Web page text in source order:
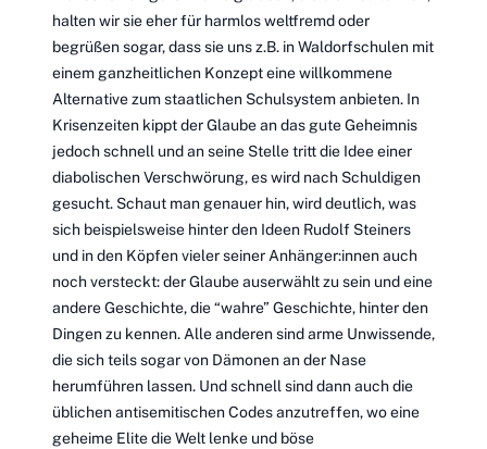
halten wir sie eher für harmlos weltfremd oder
begrüßen sogar, dass sie uns z.B. in Waldorfschulen mit
einem ganzheitlichen Konzept eine willkommene
Alternative zum staatlichen Schulsystem anbieten. In
Krisenzeiten kippt der Glaube an das gute Geheimnis
jedoch schnell und an seine Stelle tritt die Idee einer
diabolischen Verschwörung, es wird nach Schuldigen
gesucht. Schaut man genauer hin, wird deutlich, was
sich beispielsweise hinter den Ideen Rudolf Steiners
und in den Köpfen vieler seiner Anhänger:innen auch
noch versteckt: der Glaube auserwählt zu sein und eine
andere Geschichte, die “wahre” Geschichte, hinter den
Dingen zu kennen. Alle anderen sind arme Unwissende,
die sich teils sogar von Dämonen an der Nase
herumführen lassen. Und schnell sind dann auch die
üblichen antisemitischen Codes anzutreffen, wo eine
geheime Elite die Welt lenke und böse